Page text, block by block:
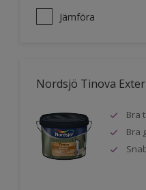
Jämföra
Nordsjö Tinova
Bra
Bra